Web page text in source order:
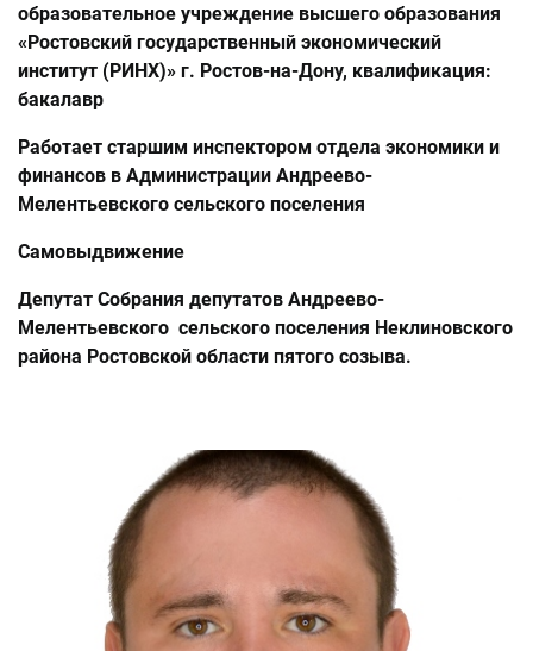
образовательное учреждение высшего образования
«Ростовский государственный экономический
институт (РИНХ)» г. Ростов-на-Дону, квалификация:
бакалавр
Работает старшим инспектором отдела экономики и
финансов в Администрации Андреево-
Мелентьевского сельского поселения
Самовыдвижение
Депутат Собрания депутатов Андреево-
Мелентьевского сельского поселения Неклиновского
района Ростовской области пятого созыва.